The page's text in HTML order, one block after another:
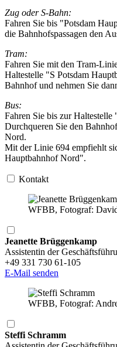
Zug oder S-Bahn:
Fahren Sie bis "Potsdam
die Bahnhofspassagen den
Tram:
Fahren Sie mit den Tram-
Haltestelle "S Potsdam
Bahnhof und nehmen Sie
Bus:
Fahren Sie bis zur
Durchqueren Sie den
Nord.
Mit der Linie 694 empfiehlt
Hauptbahnhof Nord".
Kontakt
WFBB, Fotograf:
Jeanette Brüggenkamp
Assistentin der
+49 331 730 61-105
E-Mail senden
WFBB, Fotograf:
Steffi Schramm